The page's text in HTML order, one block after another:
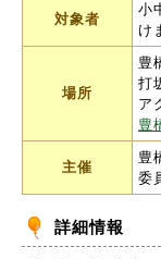
対象者
小
け
場所
豊
打
ア
豊
主催
豊
委
詳細情報